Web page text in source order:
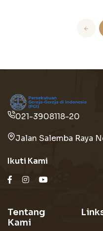
021-3908118-20
Jalan Salemba Raya
Ikuti Kami
Tentang
Kami